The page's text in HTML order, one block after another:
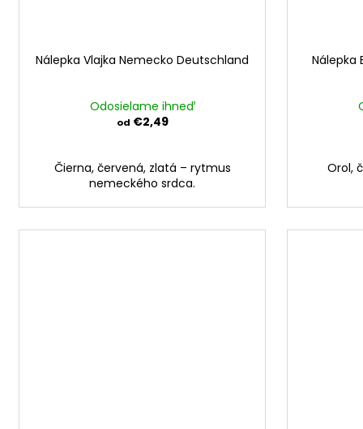
Nálepka Vlajka Nemecko Deutschland
Odosielame ihneď
od €2,49
Čierna, červená, zlatá – rytmus
nemeckého srdca.
Nálepka
Orol,